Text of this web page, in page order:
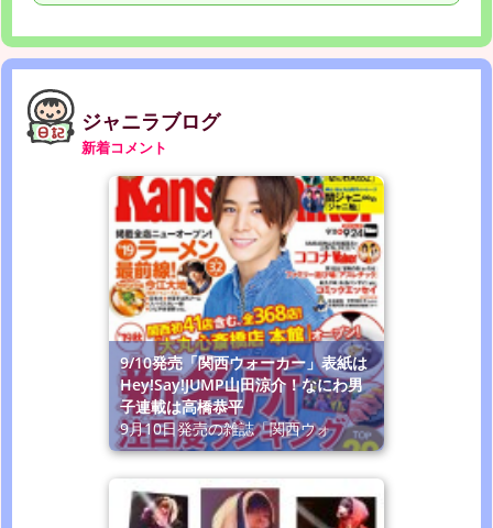
ジャニラブログ
新着コメント
9/10発売「関西ウォーカー」表紙は
Hey!Say!JUMP山田涼介！なにわ男
子連載は高橋恭平
9月10日発売の雑誌「関西ウォ